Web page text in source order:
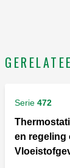
Serie 472
en regeling